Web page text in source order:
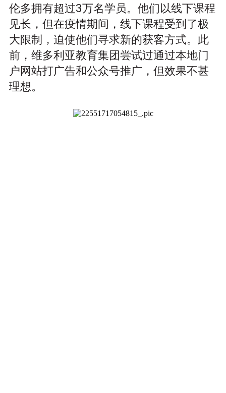
伦多拥有超过3万名学员。他们以线下课程
见长，但在疫情期间，线下课程受到了极
大限制，迫使他们寻求新的获客方式。此
前，维多利亚教育集团尝试过通过本地门
户网站打广告和公众号推广，但效果不甚
理想。